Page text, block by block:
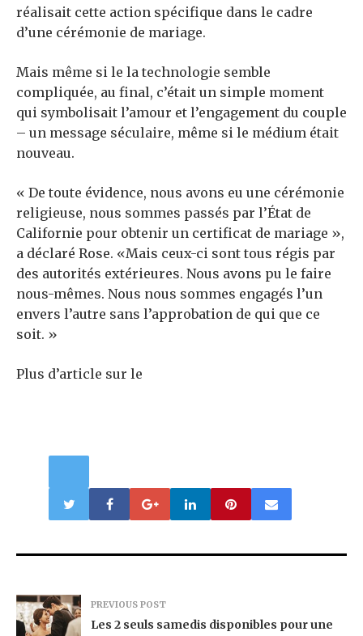
réalisait cette action spécifique dans le cadre
d’une cérémonie de mariage.
Mais même si le la technologie semble
compliquée, au final, c’était un simple moment
qui symbolisait l’amour et l’engagement du couple
– un message séculaire, même si le médium était
nouveau.
« De toute évidence, nous avons eu une cérémonie
religieuse, nous sommes passés par l’État de
Californie pour obtenir un certificat de mariage »,
a déclaré Rose. «Mais ceux-ci sont tous régis par
des autorités extérieures. Nous avons pu le faire
nous-mêmes. Nous nous sommes engagés l’un
envers l’autre sans l’approbation de qui que ce
soit. »
Plus d’article sur le
PREVIOUS POST
Les 2 seuls samedis disponibles pour une